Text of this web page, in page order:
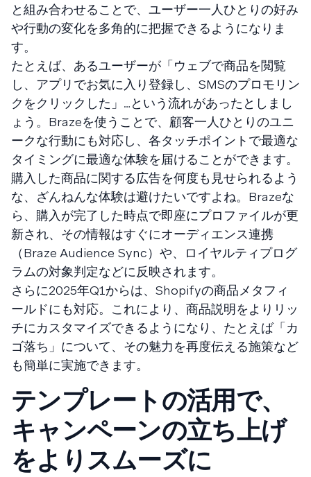
と組み合わせることで、ユーザー一人ひとりの好み
や行動の変化を多角的に把握できるようになりま
す。
たとえば、あるユーザーが「ウェブで商品を閲覧
し、アプリでお気に入り登録し、SMSのプロモリン
クをクリックした」…という流れがあったとしまし
ょう。Brazeを使うことで、顧客一人ひとりのユニ
ークな行動にも対応し、各タッチポイントで最適な
タイミングに最適な体験を届けることができます。
購入した商品に関する広告を何度も見せられるよう
な、ざんねんな体験は避けたいですよね。Brazeな
ら、購入が完了した時点で即座にプロファイルが更
新され、その情報はすぐにオーディエンス連携
（Braze Audience Sync）や、ロイヤルティプログ
ラムの対象判定などに反映されます。
さらに2025年Q1からは、Shopifyの商品メタフィ
ールドにも対応。これにより、商品説明をよりリッ
チにカスタマイズできるようになり、たとえば「カ
ゴ落ち」について、その魅力を再度伝える施策など
も簡単に実施できます。
テンプレートの活用で、
キャンペーンの立ち上げ
をよりスムーズに